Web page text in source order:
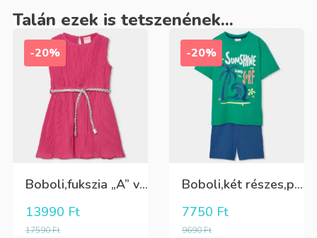
Talán ezek is tetszenének...
-20%
Boboli,fukszia „A” vonalú ruha,ezüst övvel
17590Ft
13990 Ft
-20%
Boboli,két részes,pamut,fiú szett;elöl mintás póló+kék rövidnadrág
9690Ft
7750 Ft